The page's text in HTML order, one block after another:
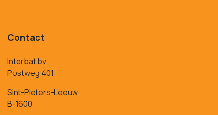
Contact
Interbat bv
Postweg 401
Sint-Pieters-Leeuw
B-1600